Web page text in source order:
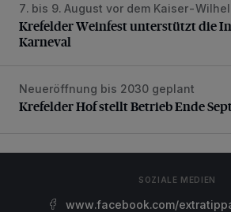
Krefelder Weinfest unterstützt die
7. bis 9. August vor dem Kaiser-
Krefelder Weinfest unterstützt die
Karneval
Krefelder Hof stellt Betrieb Ende
Neueröffnung bis 2030 geplant
Krefelder Hof stellt Betrieb Ende
SOZIALE MEDIEN
www.facebook.com/